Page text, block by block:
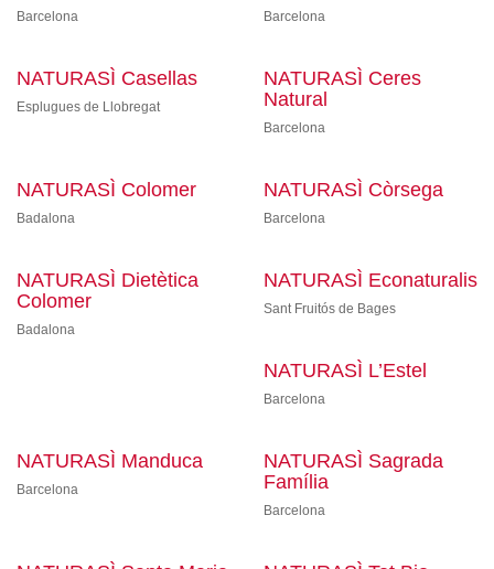
Barcelona Barcelona
NATURASÌ Casellas
Esplugues de Llobregat
NATURASÌ Ceres
Natural
Barcelona
NATURASÌ Colomer
Badalona
NATURASÌ Còrsega
Barcelona
NATURASÌ Dietètica
Colomer
Badalona
NATURASÌ Econaturalis
Sant Fruitós de Bages
NATURASÌ L’Estel
Barcelona
NATURASÌ Manduca
Barcelona
NATURASÌ Sagrada
Família
Barcelona